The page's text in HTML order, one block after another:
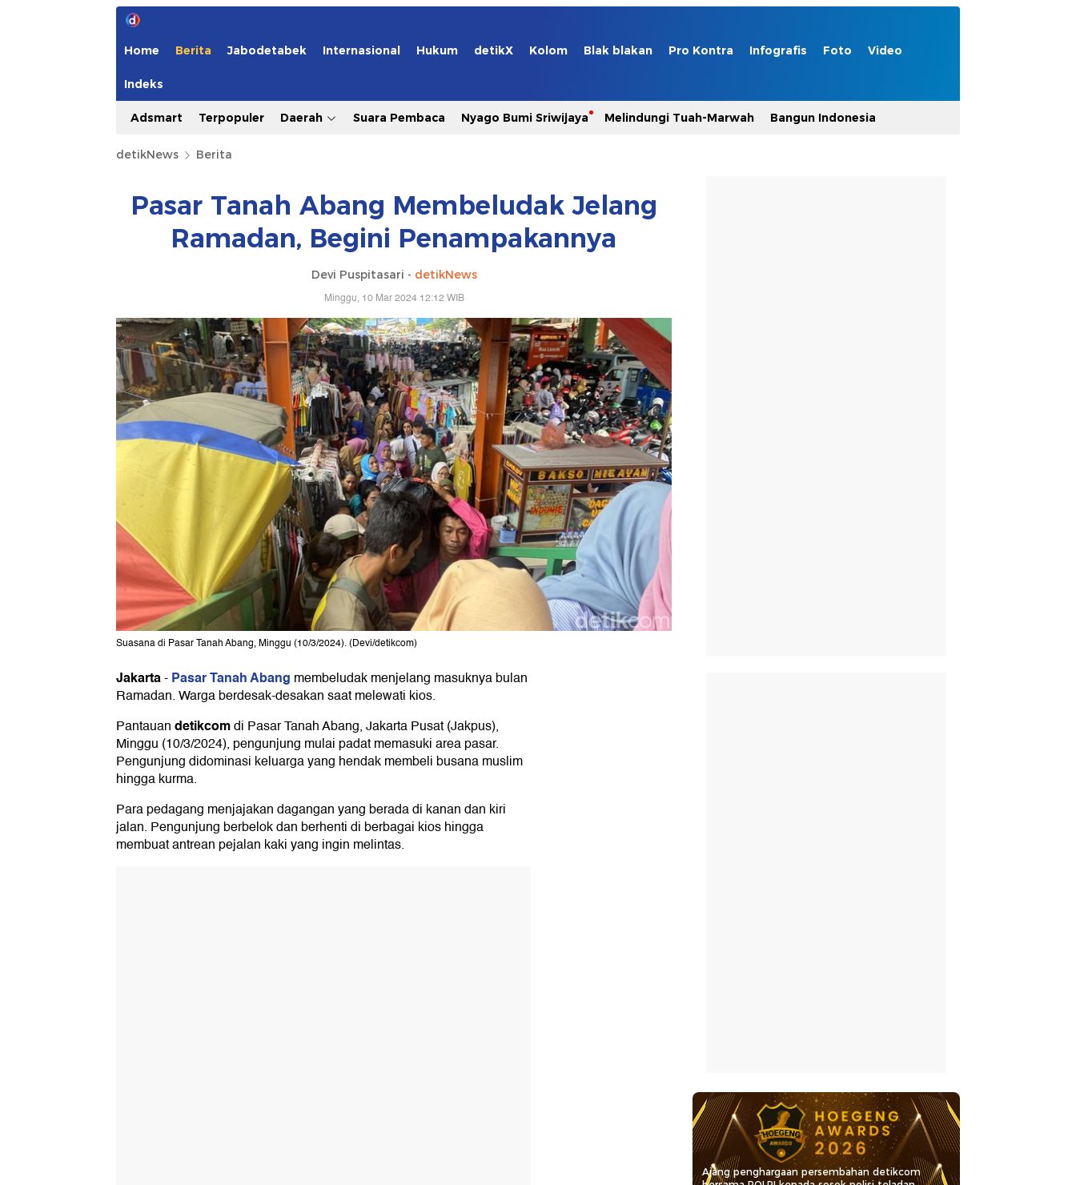
Home Berita Jabodetabek Internasional Hukum detikX Kolom Blak blakan Pro Kontra Infografis Foto Video
Indeks
Adsmart Terpopuler Daerah Suara Pembaca Nyago Bumi Sriwijaya Melindungi Tuah-Marwah Bangun Indonesia
detikNews Berita
Pasar Tanah Abang Membeludak Jelang
Ramadan, Begini Penampakannya
Devi Puspitasari - detikNews
Minggu, 10 Mar 2024 12:12 WIB
Suasana di Pasar Tanah Abang, Minggu (10/3/2024). (Devi/detikcom)
Jakarta-Pasar Tanah Abang membeludak menjelang masuknya bulan
Ramadan. Warga berdesak-desakan saat melewati kios.
Pantauandetikcomdi Pasar Tanah Abang, Jakarta Pusat (Jakpus),
Minggu (10/3/2024), pengunjung mulai padat memasuki area pasar.
Pengunjung didominasi keluarga yang hendak membeli busana muslim
hingga kurma.
Para pedagang menjajakan dagangan yang berada di kanan dan kiri
jalan. Pengunjung berbelok dan berhenti di berbagai kios hingga
membuat antrean pejalan kaki yang ingin melintas.
Ajang penghargaan persembahan detikcom